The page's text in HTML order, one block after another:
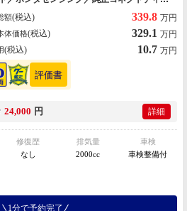
アゲート／ブラインドスポットモニター／
額(税込) 339.8 万円
体価格(税込) 329.1 万円
(税込) 10.7 万円
24,000 円 詳細
修復歴
なし
排気量
2000cc
車検
車検整備付
1分で予約完了